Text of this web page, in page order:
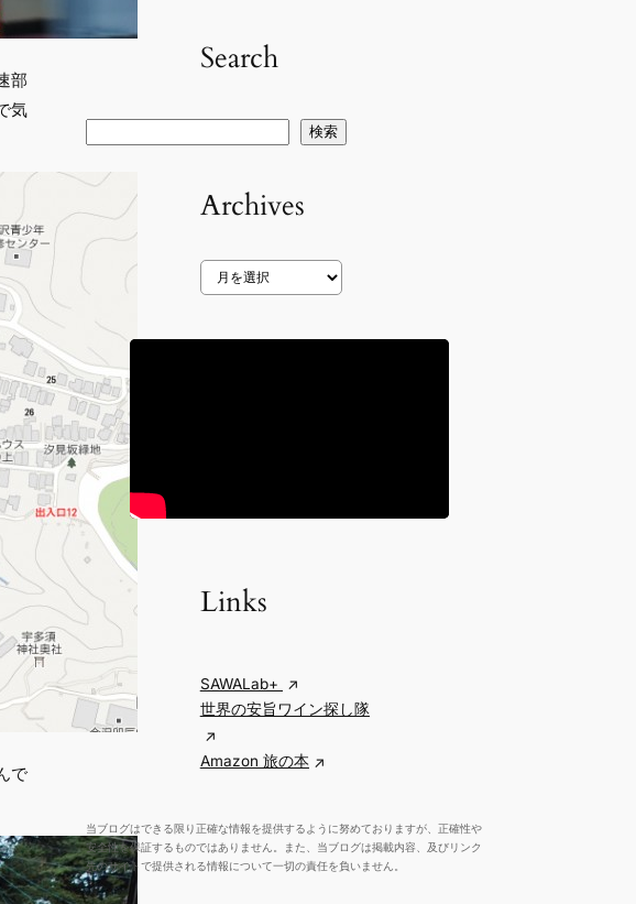
部
気
で
Search
検索
Archives
ア
カ
ブ
Links
SAWALab+
世界の安旨ワイン探し隊
Amazon 旅の本
当ブログはできる限り正確な情報を提供するように努めておりますが、正確性や
安全性を保証するものではありません。また、当ブログは掲載内容、及びリンク
先のサイトで提供される情報について一切の責任を負いません。